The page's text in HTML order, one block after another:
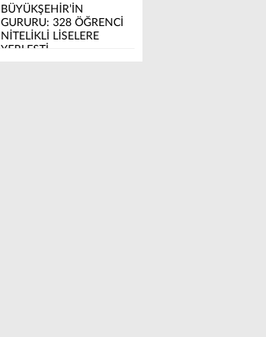
BÜYÜKŞEHİR’İN
GURURU: 328 ÖĞRENCİ
NİTELİKLİ LİSELERE
YERLEŞTİ